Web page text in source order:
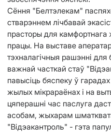
Сёння "Белтэлекам"
стварэннем лічбавай
прасторы для камфортнага
працы. На выставе
тэхналагічныя рашэнні
важнай часткай стаў
павысіць бяспеку ў
жылых мікрараёнах і на
цяперашні час паслуга
асобам, жыхарам
"Відэакантроль" - гэта